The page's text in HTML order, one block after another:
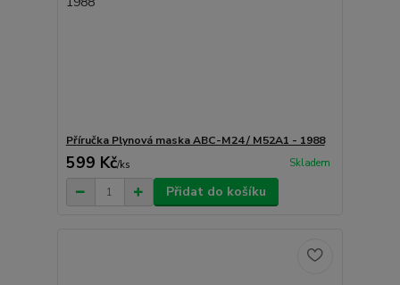
Příručka Plynová maska ABC-M24 / M52A1 - 1988
599 Kč/ks Skladem
Přidat do košíku